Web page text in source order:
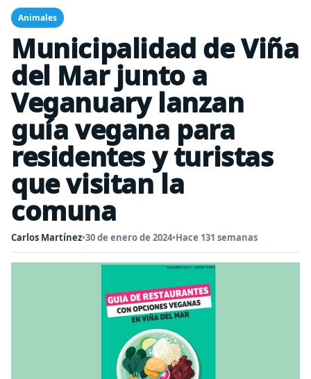
Animales
Municipalidad de Viña
del Mar junto a
Veganuary lanzan
guía vegana para
residentes y turistas
que visitan la
comuna
Carlos Martínez•30 de enero de 2024•Hace 131 semanas